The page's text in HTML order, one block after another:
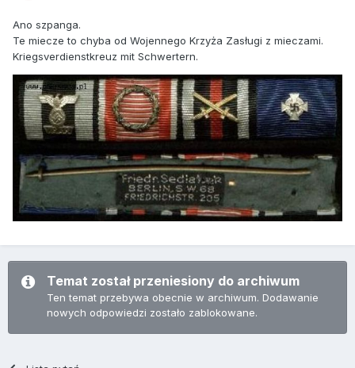
Ano szpanga.
Te miecze to chyba od Wojennego Krzyża Zasługi z mieczami.
Kriegsverdienstkreuz mit Schwertern.
Temat został przeniesiony do archiwum
Ten temat przebywa obecnie w archiwum. Dodawanie
nowych odpowiedzi zostało zablokowane.